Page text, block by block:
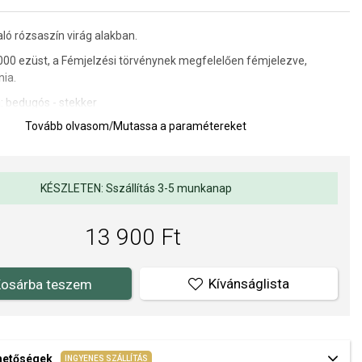
rózsaszín virág alakban.
ezüst, a Fémjelzési törvénynek megfelelően fémjelezve,
bedugós - stekker
a kivitelezés minősége elsőrendű számunkra. Felületkezelésünk,
Tovább olvasom/Mutassa a paramétereket
KÉSZLETEN: Sszállítás 3-5 munkanap
13 900 Ft
teszem Kívánságlista
INGYENES SZÁLLÍTÁS